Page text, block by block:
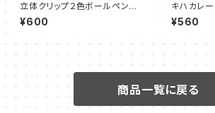
立体クリップ２色ボールペン
【いすみ車両】
¥600
キハカレー
¥560
商品一覧に戻る